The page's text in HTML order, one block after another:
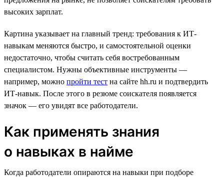
высоких зарплат.
Картина указывает на главный тренд: требования к ИТ-
навыкам меняются быстро, и самостоятельной оценки
недостаточно, чтобы считать себя востребованным
специалистом. Нужны объективные инструменты —
например, можно пройти тест на сайте hh.ru и подтвердить
ИТ-навык. После этого в резюме соискателя появляется
значок — его увидят все работодатели.
Как применять знания
о навыках в найме
Когда работодатели опираются на навыки при подборе